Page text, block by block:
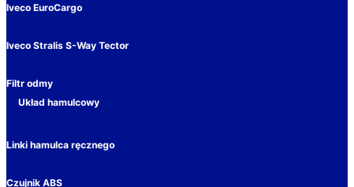
Iveco EuroCargo
Iveco Stralis S-Way Tector
Filtr odmy
Układ hamulcowy
Linki hamulca ręcznego
Czujnik ABS